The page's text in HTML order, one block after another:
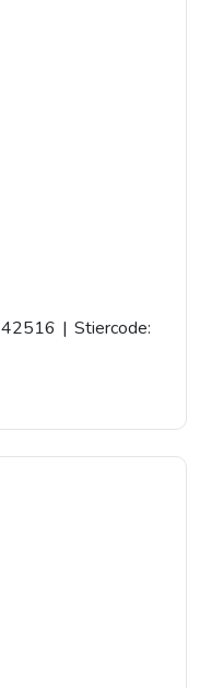
| Stiercode: